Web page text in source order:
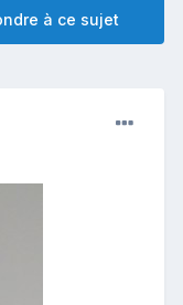
à ce sujet